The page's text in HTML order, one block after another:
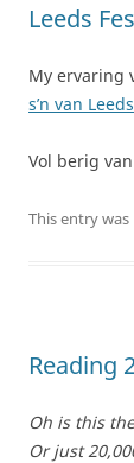
Leeds
My ervaring
s’n van Leeds
Vol berig
This entry
Reading
Oh is this
Or just